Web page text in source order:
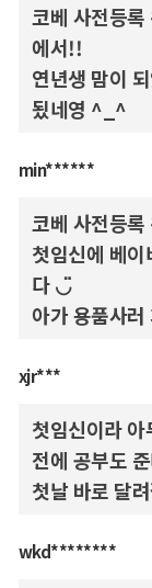
코베 사전등
에서!!
연년생 맘이
됬네영 ^_^
min******
코베 사전등록
첫임신에 베
다 ◡̈
아가 용품사
xjr***
첫임신이라
전에 공부도
첫날 바로 달
wkd********